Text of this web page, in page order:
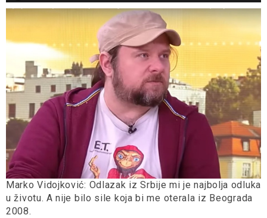
Marko Vidojković: Odlazak iz Srbije mi je najbolja odluka
u životu. A nije bilo sile koja bi me oterala iz Beograda
2008.